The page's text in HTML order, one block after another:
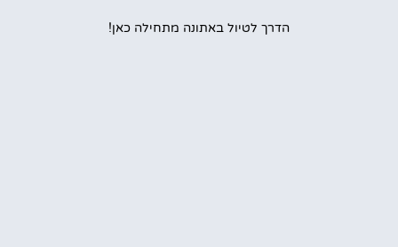
הדרך לטיול באתונה מתחילה כאן!